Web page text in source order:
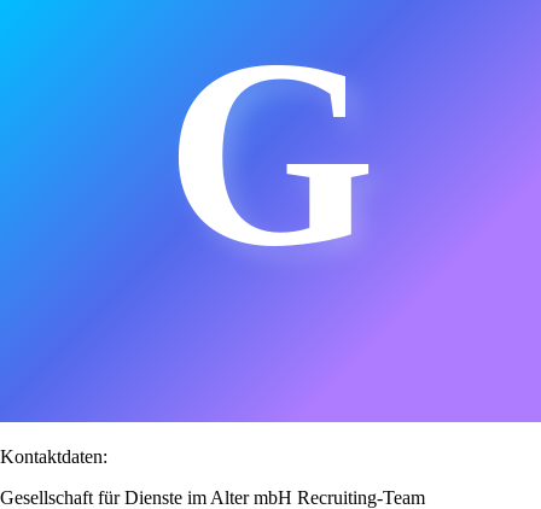
G
Kontaktdaten:
Gesellschaft für Dienste im Alter mbH Recruiting-Team